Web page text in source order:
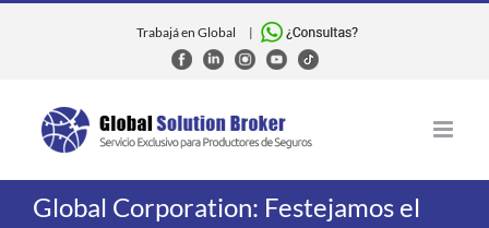
Skip
Trabajá en Global |
Global Corporation: Festejamos el